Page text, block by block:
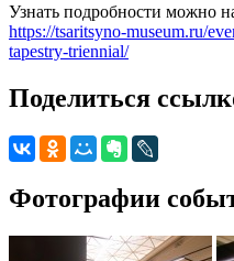
Узнать подробности можно
https://tsaritsyno-museum.ru/
tapestry-triennial/
Поделиться
Фотографии